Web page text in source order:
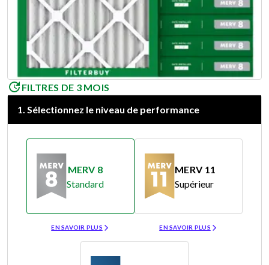
FILTRES DE 3 MOIS
1. Sélectionnez le niveau de performance
MERV 8
Standard
EN SAVOIR PLUS
MERV 11
Supérieur
EN SAVOIR PLUS